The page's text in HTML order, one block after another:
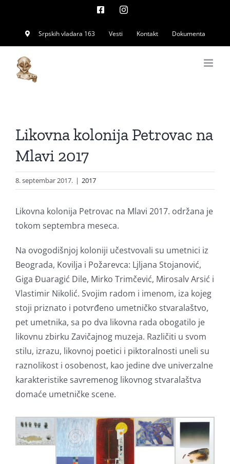
content
FacebookInstagram
Srpskih vladara 163 Vesti Kontakt Dokumenta
Likovna kolonija Petrovac na
Mlavi 2017
8. septembar 2017. | 2017
Likovna kolonija Petrovac na Mlavi 2017. održana je
tokom septembra meseca.
Na ovogodišnjoj koloniji učestvovali su umetnici iz
Beograda, Kovilja i Požarevca: Ljljana Stojanović,
Giga Đuaragić Dile, Mirko Trimčević, Mirosalv Arsić i
Vlastimir Nikolić. Svojim radom i imenom, iza kojeg
stoji priznato i potvrđeno umetničko stvaralaštvo,
pet umetnika, sa po dva likovna rada obogatilo je
likovnu zbirku Zavičajnog muzeja. Različiti u svom
stilu, izrazu, likovnoj poetici i piktoralnosti uneli su
raznolikost i osobenost, kao jedine dve univerzalne
karakteristike savremenog likovnog stvaralaštva
domaće umetničke scene.